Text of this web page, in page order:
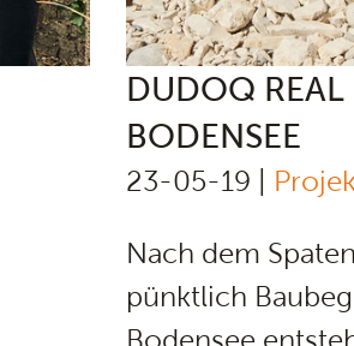
DUDOQ REAL
BODENSEE
23-05-19 |
Nach dem
pünktlich
Bodensee